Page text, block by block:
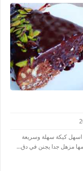
كيكة سهلة وسريعة
مزهل جدا يجنن في دق...